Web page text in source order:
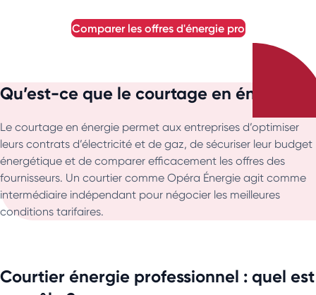
comparer les offres d'énergie pro
Qu’est-ce que le courtage en énergie ?
Le courtage en énergie permet aux entreprises d’optimiser
leurs contrats d’électricité et de gaz, de sécuriser leur budget
énergétique et de comparer efficacement les offres des
fournisseurs. Un courtier comme Opéra Énergie agit comme
intermédiaire indépendant pour négocier les meilleures
conditions tarifaires.
Courtier énergie professionnel : quel est